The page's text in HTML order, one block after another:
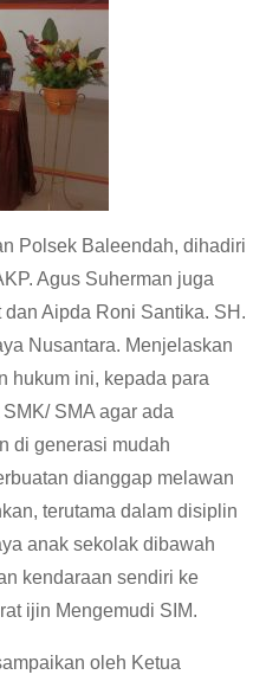
Polsek Baleendah, dihadiri
Agus Suherman juga
Aipda Roni Santika. SH.
Nusantara. Menjelaskan
hukum ini, kepada para
SMA agar ada
di generasi mudah
dianggap melawan
terutama dalam disiplin
anak sekolak dibawah
kendaraan sendiri ke
ijin Mengemudi SIM.
oleh Ketua